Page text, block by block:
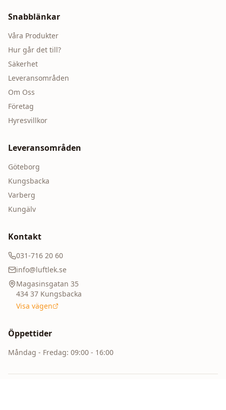
Prisgaranti
extra rabatt!
Snabblänkar
Våra Produkter
Hur går det till?
Säkerhet
Leveransområden
Om Oss
Företag
Hyresvillkor
Leveransområden
Göteborg
Kungsbacka
Varberg
Kungälv
Kontakt
031-716 20 60
info@luftlek.se
Magasinsgatan 35
434 37 Kungsbacka
Visa vägen
Öppettider
Måndag - Fredag: 09:00 - 16:00